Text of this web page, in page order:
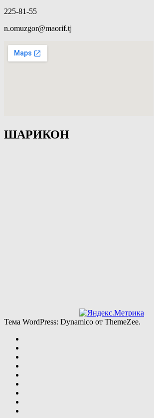
225-81-55
n.omuzgor@maorif.tj
ШАРИКОН
Тема WordPress: Dynamico от ThemeZee.